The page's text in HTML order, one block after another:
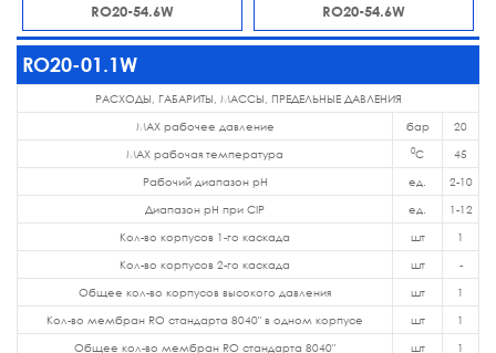
RO20-54.6W RO20-54.6W
RO20-01.1W
РАСХОДЫ, ГАБАРИТЫ, МАССЫ, ПРЕДЕЛЬНЫЕ ДАВЛЕНИЯ
MAX рабочее давление бар 20
MAX рабочая температура 0C 45
Рабочий диапазон pH ед. 2-10
Диапазон pH при CIP ед. 1-12
Кол-во корпусов 1-го каскада шт 1
Кол-во корпусов 2-го каскада шт -
Общее кол-во корпусов высокого давления шт 1
Кол-во мембран RO стандарта 8040" в одном корпусе шт 1
Общее кол-во мембран RO стандарта 8040" шт 1